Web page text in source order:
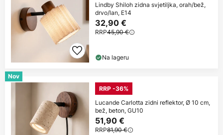
Lindby Shiloh zidna svjetiljka, orah/bež,
drvo/lan, E14
32,90 €
RRP45,90 €
Na lageru
Nov
RRP -36%
Lucande Carlotta zidni reflektor, Ø 10 cm,
bež, beton, GU10
51,90 €
RRP81,90 €